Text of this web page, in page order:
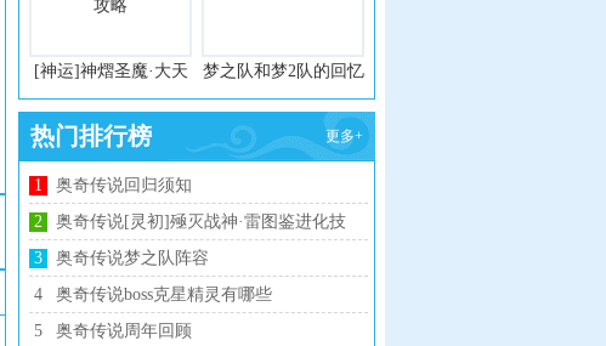
[神运]神熠圣魔·大天
使获得攻略
梦之队和梦2队的回忆
录
热门排行榜 更多+
1
奥奇传说回归须知
2
奥奇传说[灵初]殛灭战神·雷图鉴进化技
能表
3
奥奇传说梦之队阵容
4
奥奇传说boss克星精灵有哪些
5
奥奇传说周年回顾